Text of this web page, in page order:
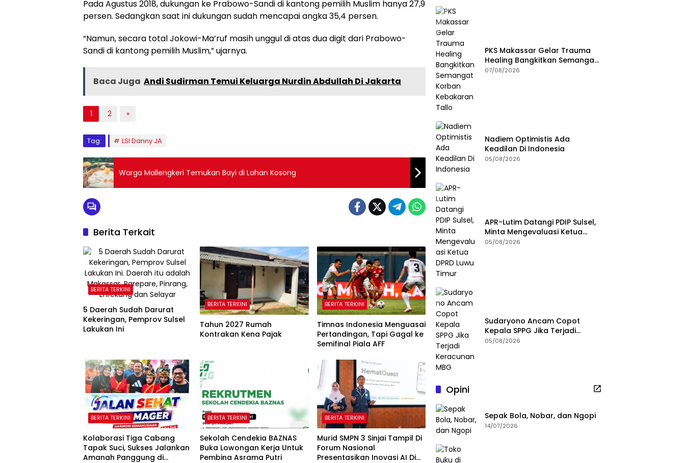
Pada Agustus 2018, dukungan ke Prabowo-Sandi di kantong pemilih Muslim hanya 27,9
persen. Sedangkan saat ini dukungan sudah mencapai angka 35,4 persen.
“Namun, secara total Jokowi-Ma’ruf masih unggul di atas dua digit dari Prabowo-
Sandi di kantong pemilih Muslim,” ujarnya.
Baca Juga Andi Sudirman Temui Keluarga Nurdin Abdullah Di Jakarta
1 2 »
Tag: LSI Danny JA
Warga Mallengkeri Temukan Bayi di Lahan Kosong
Berita Terkait
BERITA TERKINI
5 Daerah Sudah Darurat
Kekeringan, Pemprov Sulsel
Lakukan Ini
BERITA TERKINI
Tahun 2027 Rumah
Kontrakan Kena Pajak
BERITA TERKINI
Timnas Indonesia Menguasai
Pertandingan, Tapi Gagal ke
Semifinal Piala AFF
BERITA TERKINI
Kolaborasi Tiga Cabang
Tapak Suci, Sukses Jalankan
Amanah Panggung di
BERITA TERKINI
Sekolah Cendekia BAZNAS
Buka Lowongan Kerja Untuk
Pembina Asrama Putri
BERITA TERKINI
Murid SMPN 3 Sinjai Tampil Di
Forum Nasional
Presentasikan Inovasi AI Di
PKS Makassar Gelar Trauma
Healing Bangkitkan Semangat
Korban Kebakaran Tallo
07/08/2026
Nadiem Optimistis Ada
Keadilan Di Indonesia
05/08/2026
APR-Lutim Datangi PDIP Sulsel,
Minta Mengevaluasi Ketua
DPRD Luwu Timur
05/08/2026
Sudaryono Ancam Copot
Kepala SPPG Jika Terjadi
Keracunan MBG
05/08/2026
Opini
Sepak Bola, Nobar, dan Ngopi
14/07/2026